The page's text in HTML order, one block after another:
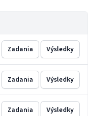
Zadania Výsledky
Zadania Výsledky
Zadania Výsledky